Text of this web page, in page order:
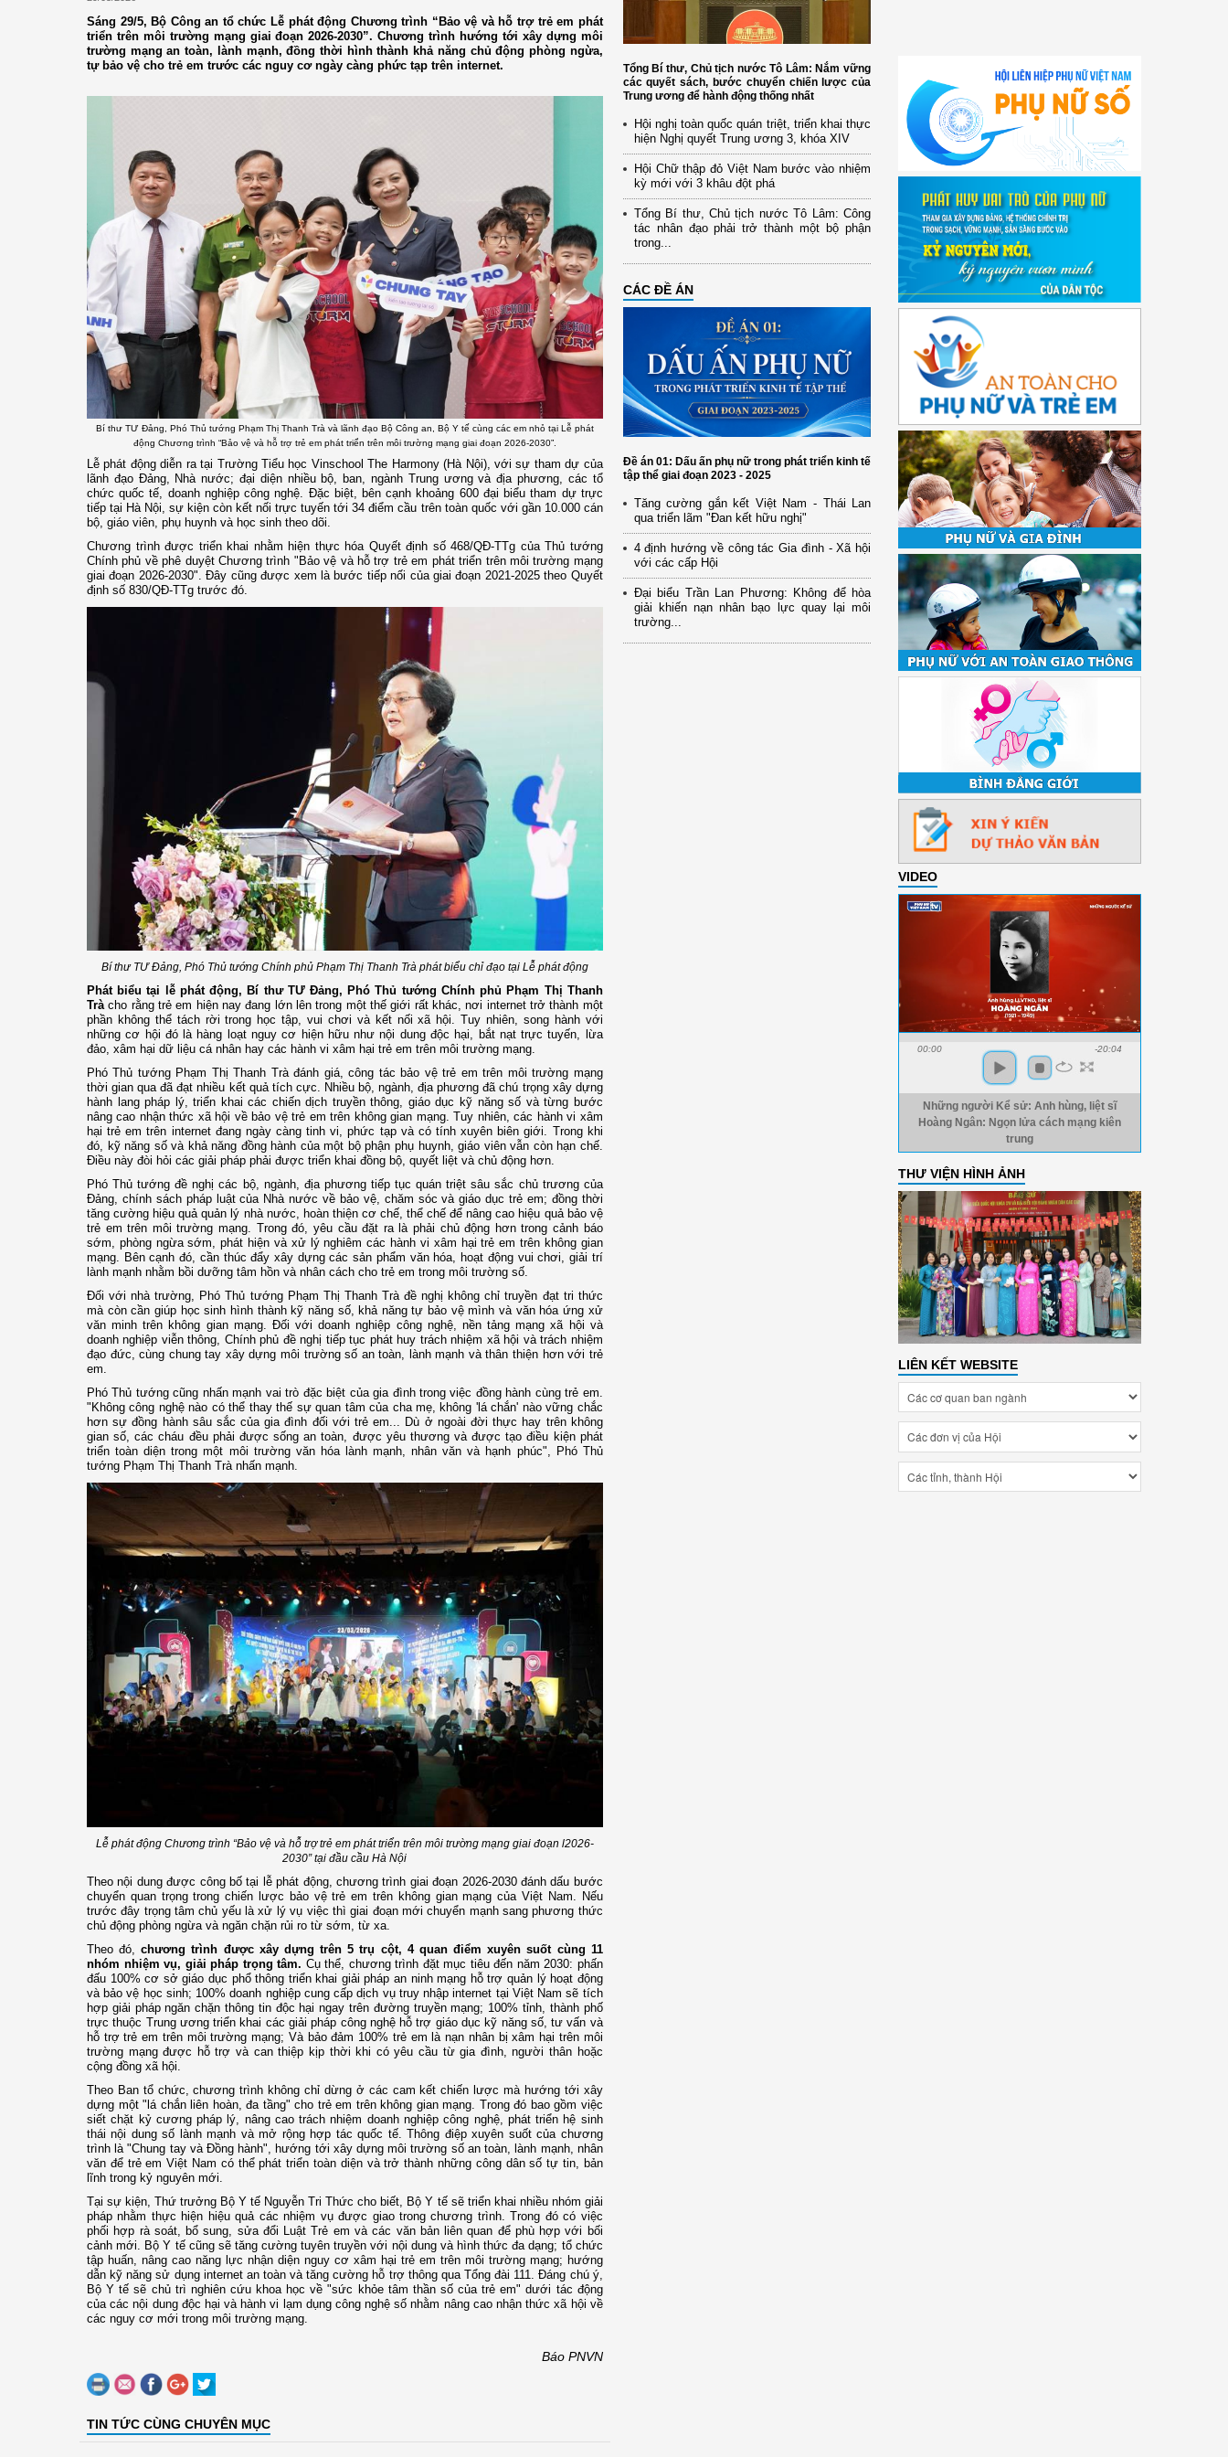
Sáng 29/5, Bộ Công an tổ chức Lễ phát động Chương trình “Bảo vệ và hỗ trợ trẻ em phát
triển trên môi trường mạng giai đoạn 2026-2030”. Chương trình hướng tới xây dựng môi
trường mạng an toàn, lành mạnh, đồng thời hình thành khả năng chủ động phòng ngừa,
tự bảo vệ cho trẻ em trước các nguy cơ ngày càng phức tạp trên internet.
Bí thư TƯ Đảng, Phó Thủ tướng Phạm Thị Thanh Trà và lãnh đạo Bộ Công an, Bộ Y tế cùng các em nhỏ tại Lễ phát
động Chương trình “Bảo vệ và hỗ trợ trẻ em phát triển trên môi trường mạng giai đoạn 2026-2030”.
Lễ phát động diễn ra tại Trường Tiểu học Vinschool The Harmony (Hà Nội), với sự tham dự của
lãnh đạo Đảng, Nhà nước; đại diện nhiều bộ, ban, ngành Trung ương và địa phương, các tổ
chức quốc tế, doanh nghiệp công nghệ. Đặc biệt, bên cạnh khoảng 600 đại biểu tham dự trực
tiếp tại Hà Nội, sự kiện còn kết nối trực tuyến tới 34 điểm cầu trên toàn quốc với gần 10.000 cán
bộ, giáo viên, phụ huynh và học sinh theo dõi.
Chương trình được triển khai nhằm hiện thực hóa Quyết định số 468/QĐ-TTg của Thủ tướng
Chính phủ về phê duyệt Chương trình "Bảo vệ và hỗ trợ trẻ em phát triển trên môi trường mạng
giai đoạn 2026-2030". Đây cũng được xem là bước tiếp nối của giai đoạn 2021-2025 theo Quyết
định số 830/QĐ-TTg trước đó.
Bí thư TƯ Đảng, Phó Thủ tướng Chính phủ Phạm Thị Thanh Trà phát biểu chỉ đạo tại Lễ phát động
Phát biểu tại lễ phát động, Bí thư TƯ Đảng, Phó Thủ tướng Chính phủ Phạm Thị Thanh
Tràcho rằng trẻ em hiện nay đang lớn lên trong một thế giới rất khác, nơi internet trở thành một
phần không thể tách rời trong học tập, vui chơi và kết nối xã hội. Tuy nhiên, song hành với
những cơ hội đó là hàng loạt nguy cơ hiện hữu như nội dung độc hại, bắt nạt trực tuyến, lừa
đảo, xâm hại dữ liệu cá nhân hay các hành vi xâm hại trẻ em trên môi trường mạng.
Phó Thủ tướng Phạm Thị Thanh Trà đánh giá, công tác bảo vệ trẻ em trên môi trường mạng
thời gian qua đã đạt nhiều kết quả tích cực. Nhiều bộ, ngành, địa phương đã chú trọng xây dựng
hành lang pháp lý, triển khai các chiến dịch truyền thông, giáo dục kỹ năng số và từng bước
nâng cao nhận thức xã hội về bảo vệ trẻ em trên không gian mạng. Tuy nhiên, các hành vi xâm
hại trẻ em trên internet đang ngày càng tinh vi, phức tạp và có tính xuyên biên giới. Trong khi
đó, kỹ năng số và khả năng đồng hành của một bộ phận phụ huynh, giáo viên vẫn còn hạn chế.
Điều này đòi hỏi các giải pháp phải được triển khai đồng bộ, quyết liệt và chủ động hơn.
Phó Thủ tướng đề nghị các bộ, ngành, địa phương tiếp tục quán triệt sâu sắc chủ trương của
Đảng, chính sách pháp luật của Nhà nước về bảo vệ, chăm sóc và giáo dục trẻ em; đồng thời
tăng cường hiệu quả quản lý nhà nước, hoàn thiện cơ chế, thể chế để nâng cao hiệu quả bảo vệ
trẻ em trên môi trường mạng. Trong đó, yêu cầu đặt ra là phải chủ động hơn trong cảnh báo
sớm, phòng ngừa sớm, phát hiện và xử lý nghiêm các hành vi xâm hại trẻ em trên không gian
mạng. Bên cạnh đó, cần thúc đẩy xây dựng các sản phẩm văn hóa, hoạt động vui chơi, giải trí
lành mạnh nhằm bồi dưỡng tâm hồn và nhân cách cho trẻ em trong môi trường số.
Đối với nhà trường, Phó Thủ tướng Phạm Thị Thanh Trà đề nghị không chỉ truyền đạt tri thức
mà còn cần giúp học sinh hình thành kỹ năng số, khả năng tự bảo vệ mình và văn hóa ứng xử
văn minh trên không gian mạng. Đối với doanh nghiệp công nghệ, nền tảng mạng xã hội và
doanh nghiệp viễn thông, Chính phủ đề nghị tiếp tục phát huy trách nhiệm xã hội và trách nhiệm
đạo đức, cùng chung tay xây dựng môi trường số an toàn, lành mạnh và thân thiện hơn với trẻ
em.
Phó Thủ tướng cũng nhấn mạnh vai trò đặc biệt của gia đình trong việc đồng hành cùng trẻ em.
"Không công nghệ nào có thể thay thế sự quan tâm của cha mẹ, không 'lá chắn' nào vững chắc
hơn sự đồng hành sâu sắc của gia đình đối với trẻ em... Dù ở ngoài đời thực hay trên không
gian số, các cháu đều phải được sống an toàn, được yêu thương và được tạo điều kiện phát
triển toàn diện trong một môi trường văn hóa lành mạnh, nhân văn và hạnh phúc", Phó Thủ
tướng Phạm Thị Thanh Trà nhấn mạnh.
Lễ phát động Chương trình “Bảo vệ và hỗ trợ trẻ em phát triển trên môi trường mạng giai đoạn l2026-
2030” tại đầu cầu Hà Nội
Theo nội dung được công bố tại lễ phát động, chương trình giai đoạn 2026-2030 đánh dấu bước
chuyển quan trọng trong chiến lược bảo vệ trẻ em trên không gian mạng của Việt Nam. Nếu
trước đây trọng tâm chủ yếu là xử lý vụ việc thì giai đoạn mới chuyển mạnh sang phương thức
chủ động phòng ngừa và ngăn chặn rủi ro từ sớm, từ xa.
Theo đó,chương trình được xây dựng trên 5 trụ cột, 4 quan điểm xuyên suốt cùng 11
nhóm nhiệm vụ, giải pháp trọng tâm. Cụ thể, chương trình đặt mục tiêu đến năm 2030: phấn
đấu 100% cơ sở giáo dục phổ thông triển khai giải pháp an ninh mạng hỗ trợ quản lý hoạt động
và bảo vệ học sinh; 100% doanh nghiệp cung cấp dịch vụ truy nhập internet tại Việt Nam sẽ tích
hợp giải pháp ngăn chặn thông tin độc hại ngay trên đường truyền mạng; 100% tỉnh, thành phố
trực thuộc Trung ương triển khai các giải pháp công nghệ hỗ trợ giáo dục kỹ năng số, tư vấn và
hỗ trợ trẻ em trên môi trường mạng; Và bảo đảm 100% trẻ em là nạn nhân bị xâm hại trên môi
trường mạng được hỗ trợ và can thiệp kịp thời khi có yêu cầu từ gia đình, người thân hoặc
cộng đồng xã hội.
Theo Ban tổ chức, chương trình không chỉ dừng ở các cam kết chiến lược mà hướng tới xây
dựng một "lá chắn liên hoàn, đa tầng" cho trẻ em trên không gian mạng. Trong đó bao gồm việc
siết chặt kỷ cương pháp lý, nâng cao trách nhiệm doanh nghiệp công nghệ, phát triển hệ sinh
thái nội dung số lành mạnh và mở rộng hợp tác quốc tế. Thông điệp xuyên suốt của chương
trình là "Chung tay và Đồng hành", hướng tới xây dựng môi trường số an toàn, lành mạnh, nhân
văn để trẻ em Việt Nam có thể phát triển toàn diện và trở thành những công dân số tự tin, bản
lĩnh trong kỷ nguyên mới.
Tại sự kiện, Thứ trưởng Bộ Y tế Nguyễn Tri Thức cho biết, Bộ Y tế sẽ triển khai nhiều nhóm giải
pháp nhằm thực hiện hiệu quả các nhiệm vụ được giao trong chương trình. Trong đó có việc
phối hợp rà soát, bổ sung, sửa đổi Luật Trẻ em và các văn bản liên quan để phù hợp với bối
cảnh mới. Bộ Y tế cũng sẽ tăng cường tuyên truyền với nội dung và hình thức đa dạng; tổ chức
tập huấn, nâng cao năng lực nhận diện nguy cơ xâm hại trẻ em trên môi trường mạng; hướng
dẫn kỹ năng sử dụng internet an toàn và tăng cường hỗ trợ thông qua Tổng đài 111. Đáng chú ý,
Bộ Y tế sẽ chủ trì nghiên cứu khoa học về "sức khỏe tâm thần số của trẻ em" dưới tác động
của các nội dung độc hại và hành vi lạm dụng công nghệ số nhằm nâng cao nhận thức xã hội về
các nguy cơ mới trong môi trường mạng.
Báo PNVN
TIN TỨC CÙNG CHUYÊN MỤC
Tổng Bí thư, Chủ tịch nước Tô Lâm: Nắm vững
các quyết sách, bước chuyển chiến lược của
Trung ương để hành động thống nhất
Hội nghị toàn quốc quán triệt, triển khai thực
hiện Nghị quyết Trung ương 3, khóa XIV
Hội Chữ thập đỏ Việt Nam bước vào nhiệm
kỳ mới với 3 khâu đột phá
Tổng Bí thư, Chủ tịch nước Tô Lâm: Công
tác nhân đạo phải trở thành một bộ phận
trong...
CÁC ĐỀ ÁN
Đề án 01: Dấu ấn phụ nữ trong phát triển kinh tế
tập thể giai đoạn 2023 - 2025
Tăng cường gắn kết Việt Nam - Thái Lan
qua triển lãm "Đan kết hữu nghị"
4 định hướng về công tác Gia đình - Xã hội
với các cấp Hội
Đại biểu Trần Lan Phương: Không để hòa
giải khiến nạn nhân bạo lực quay lại môi
trường...
VIDEO
00:00 -20:04
Những người Kể sử: Anh hùng, liệt sĩ
Hoàng Ngân: Ngọn lửa cách mạng kiên
trung
THƯ VIỆN HÌNH ẢNH
LIÊN KẾT WEBSITE